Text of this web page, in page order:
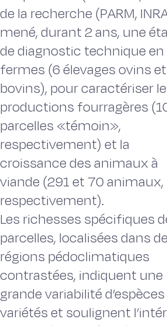
de la recherche (PARM,
mené, durant 2 ans, une
de diagnostic technique en
fermes (6 élevages ovins
bovins), pour caractériser
productions fourragères
parcelles «témoin»,
respectivement) et la
croissance des animaux à
viande (291 et 70 animaux,
respectivement).
Les richesses spécifiques
parcelles, localisées dans
régions pédoclimatiques
contrastées, indiquent une
grande variabilité
variétés et soulignent